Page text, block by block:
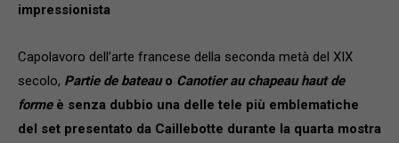
impressionista
Capolavoro dell’arte francese della seconda metà del XIX
secolo, Partie de bateauo Canotier au chapeau haut de
forme è senza dubbio una delle tele più emblematiche
del set presentato da Caillebotte durante la quarta mostra